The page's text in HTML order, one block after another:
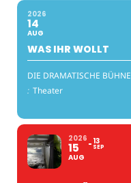
2026
14
AUG
WAS IHR WOLLT
DIE DRAMATISCHE BÜHNE
: Theater
2026
15
AUG
13
SEP